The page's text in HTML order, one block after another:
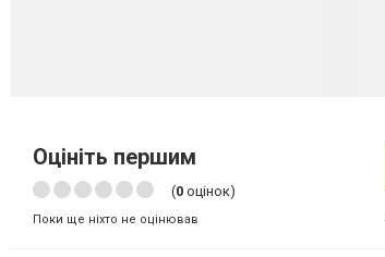
Оцініть першим
(0 оцінок)
Поки ще ніхто не оцінював